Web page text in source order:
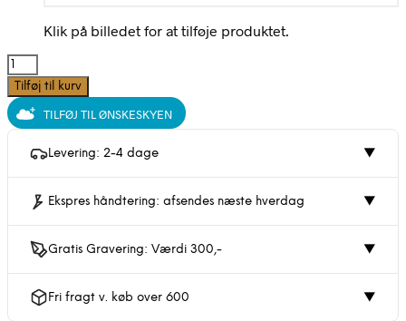
pris
var:
pris
er:
Klik på billedet for at tilføje produktet.
Lille
Dagmarkors
halskæde,
blank
bagside
med
Forgyldt
sølv
Siersbøl
antal
Tilføj til kurv
TILFØJ TIL ØNSKESKYEN
Levering: 2-4 dage ▼
Ekspres håndtering: afsendes næste hverdag ▼
Gratis Gravering: Værdi 300,- ▼
Fri fragt v. køb over 600 ▼